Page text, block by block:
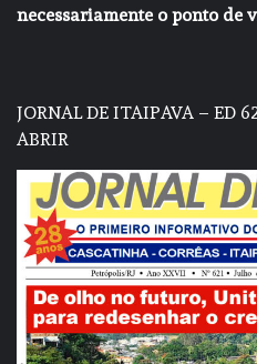
necessariamente o ponto de
JORNAL DE ITAIPAVA – ED
ABRIR